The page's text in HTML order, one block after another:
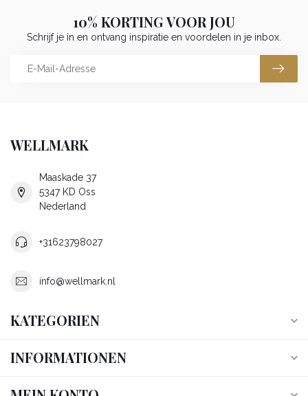
10% KORTING VOOR JOU
Schrijf je in en ontvang inspiratie en voordelen in je inbox.
WELLMARK
Maaskade 37
5347 KD Oss
Nederland
+31623798027
info@wellmark.nl
KATEGORIEN
INFORMATIONEN